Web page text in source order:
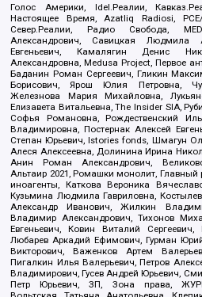
Голос Америки, Idel.Реалии,
Настоящее Время, Azatliq Radiosi, PCE/
Север.Реалии, Радио Свобода,
Александрович, Савицкая Людмила
Евгеньевич, Камалягин Денис
Александровна, Medusa Project, Первое
Баданин Роман Сергеевич, Гликин
Борисович, Ярош Юлия Петровна,
Железнова Мария Михайловна,
Елизавета Витальевна, The Insider SIA,
Софья Романовна, Рождественский
Владимировна, Постернак Алексей
Степан Юрьевич, Istories fonds, Шмагун
Алеся Алексеевна, Долинина Ирина
Анин Роман Александрович,
Альтаир 2021, Ромашки монолит, Главный
иноагенты, Каткова Вероника
Кузьмина Людмила Гавриловна,
Александр Иванович, Жилкин
Владимир Александрович, Тихонов
Евгеньевич, Ковин Виталий Сергеевич,
Любарев Аркадий Ефимович, Гурман
Викторович, Важенков Артем
Пигалкин Илья Валерьевич, Петров
Владимирович, Гусев Андрей Юрьевич,
Петр Юрьевич, ЗП, Зона права,